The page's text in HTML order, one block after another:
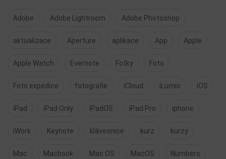
Adobe Adobe Lightroom Adobe Photoshop
aktualizace Aperture aplikace App Apple
Apple Watch Evernote Fotky Foto
Foto expedice fotografie iCloud iLumio iOS
iPad iPad Only iPadOS iPad Pro iphone
iWork Keynote klávesnice kurz kurzy
Mac Macbook Mac OS MacOS Numbers